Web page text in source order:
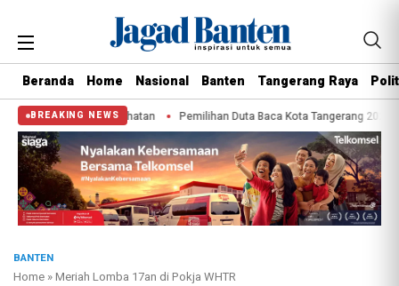
Beranda Home Nasional Banten Tangerang Raya
BREAKING NEWS
Kesehatan Pemilihan Duta Baca Kota Tangerang 2026 Diminati
BANTEN
Home »Meriah Lomba 17an di Pokja WHTR